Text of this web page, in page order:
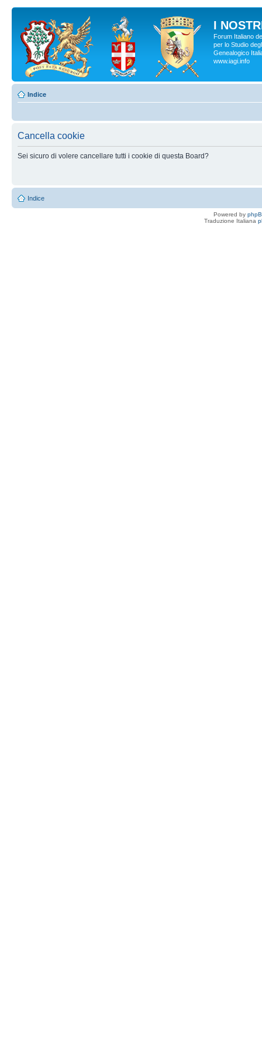
I
Forum Italiano
per lo Studio
Genealogico
www.iagi.info
Indice
Cancella cookie
Sei sicuro di volere cancellare tutti i cookie di questa Board?
Indice
Powered by
Traduzione Italiana